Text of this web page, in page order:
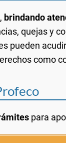
brindando
quejas y
pueden
como
para